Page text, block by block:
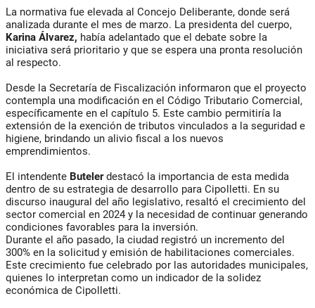
La normativa fue elevada al Concejo Deliberante, donde será
analizada durante el mes de marzo. La presidenta del cuerpo,
Karina Álvarez, había adelantado que el debate sobre la
iniciativa será prioritario y que se espera una pronta resolución
al respecto.
Desde la Secretaría de Fiscalización informaron que el proyecto
contempla una modificación en el Código Tributario Comercial,
específicamente en el capítulo 5. Este cambio permitiría la
extensión de la exención de tributos vinculados a la seguridad e
higiene, brindando un alivio fiscal a los nuevos
emprendimientos.
El intendente Butelerdestacó la importancia de esta medida
dentro de su estrategia de desarrollo para Cipolletti. En su
discurso inaugural del año legislativo, resaltó el crecimiento del
sector comercial en 2024 y la necesidad de continuar generando
condiciones favorables para la inversión.
Durante el año pasado, la ciudad registró un incremento del
300% en la solicitud y emisión de habilitaciones comerciales.
Este crecimiento fue celebrado por las autoridades municipales,
quienes lo interpretan como un indicador de la solidez
económica de Cipolletti.